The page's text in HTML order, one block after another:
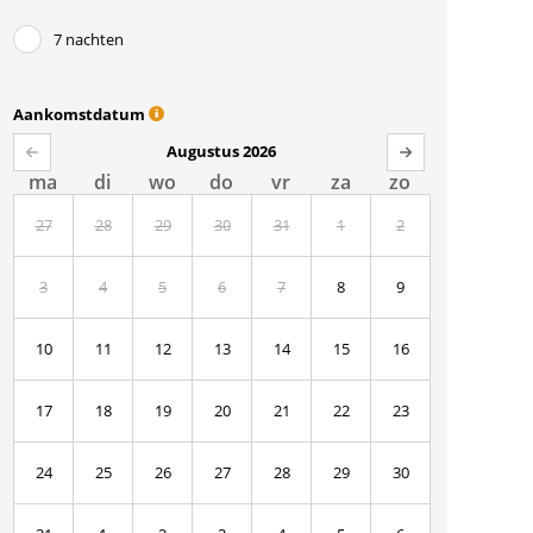
7 nachten
Aankomstdatum
Augustus 2026
ma di wo do vr za zo
27 28 29 30 31 1 2
3 4 5 6 7 8 9
10 11 12 13 14 15 16
17 18 19 20 21 22 23
24 25 26 27 28 29 30